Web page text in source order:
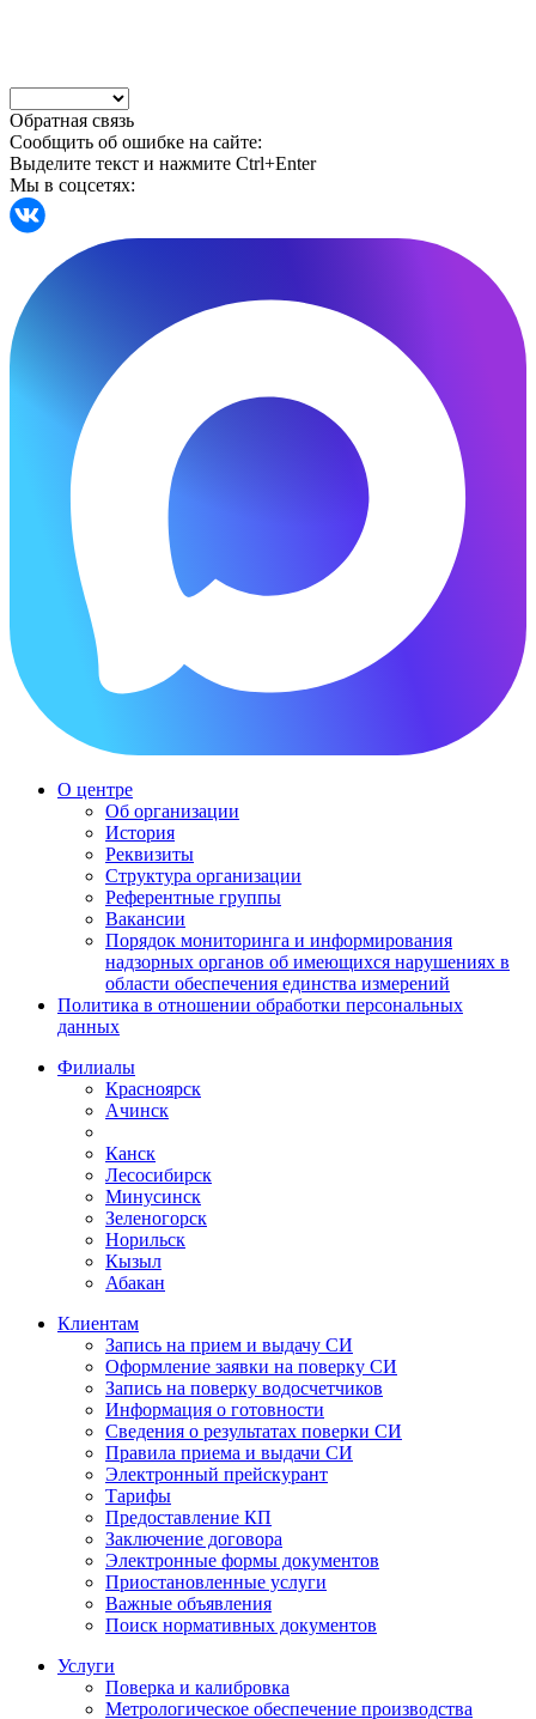
Обратная связь
Сообщить об ошибке на сайте:
Выделите текст и нажмите Ctrl+Enter
Мы в соцсетях:
О центре
Об организации
История
Реквизиты
Структура организации
Референтные группы
Вакансии
Порядок мониторинга и информирования
надзорных органов об имеющихся нарушениях в
области обеспечения единства измерений
Политика в отношении обработки персональных
данных
Филиалы
Красноярск
Ачинск
Канск
Лесосибирск
Минусинск
Зеленогорск
Норильск
Кызыл
Абакан
Клиентам
Запись на прием и выдачу СИ
Оформление заявки на поверку СИ
Запись на поверку водосчетчиков
Информация о готовности
Сведения о результатах поверки СИ
Правила приема и выдачи СИ
Электронный прейскурант
Тарифы
Предоставление КП
Заключение договора
Электронные формы документов
Приостановленные услуги
Важные объявления
Поиск нормативных документов
Услуги
Поверка и калибровка
Метрологическое обеспечение производства